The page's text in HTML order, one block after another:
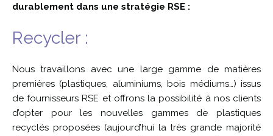
durablement dans une stratégie RSE :
Recycler :
Nous travaillons avec une large gamme de matières
premières (plastiques, aluminiums, bois médiums…) issus
de fournisseurs RSE et offrons la possibilité à nos clients
d’opter pour les nouvelles gammes de plastiques
recyclés proposées (aujourd’hui la très grande majorité